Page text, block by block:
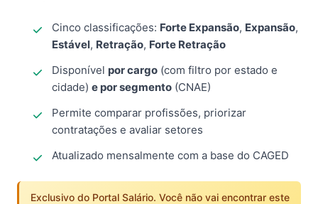
Cinco classificações: Forte Expansão, Expansão,
Estável, Retração, Forte Retração
Disponível por cargo (com filtro por estado e
cidade) e por segmento (CNAE)
Permite comparar profissões, priorizar
contratações e avaliar setores
Atualizado mensalmente com a base do CAGED
Exclusivo do Portal Salário. Você não vai encontrar este